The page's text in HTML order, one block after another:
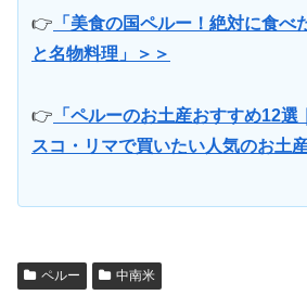
👉 「美食の国ペルー！絶対に食べ
と名物料理」＞＞
👉 「ペルーのお土産おすすめ12選
スコ・リマで買いたい人気のお土
ペルー 中南米